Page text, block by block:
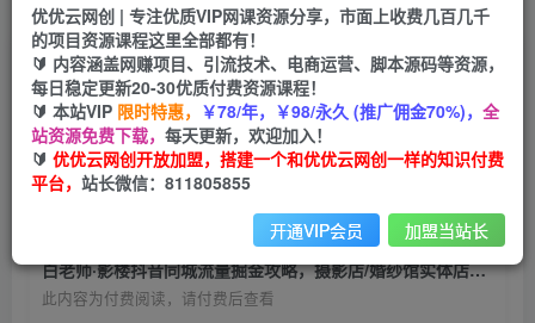
首页 冒泡网 正文
白老师·影楼抖音同城流量掘金攻略，摄影店/婚纱
馆实体店霸屏抖音同城实操秘籍
优优云网创
2年前发布
关注 私信
白老师·影楼抖音同城流量掘金攻略，摄影店/婚纱馆实体店霸屏抖音同城实操秘籍
此内容为付费阅读，请付费后查看
优优云网创 | 专注优质VIP网课资源分享，市面上收费几百几千
的项目资源课程这里全部都有！
🔰 内容涵盖网赚项目、引流技术、电商运营、脚本源码等资源，
每日稳定更新20-30优质付费资源课程！
🔰 本站VIP 限时特惠， ￥78/年，￥98/永久 (推广佣金70%)， 全
站资源免费下载， 每天更新，欢迎加入！
🔰 优优云网创开放加盟，搭建一个和优优云网创一样的知识付费
平台， 站长微信：811805855
开通VIP会员 加盟当站长